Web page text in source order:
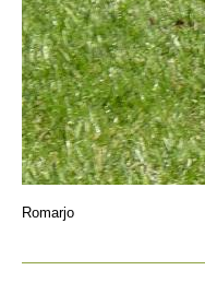
Romarjo